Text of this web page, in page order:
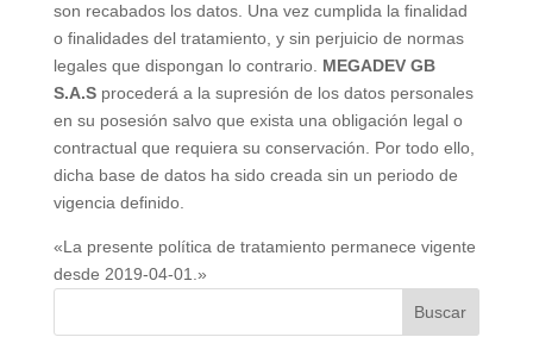
son recabados los datos. Una vez cumplida la finalidad
o finalidades del tratamiento, y sin perjuicio de normas
legales que dispongan lo contrario. MEGADEV GB
S.A.Sprocederá a la supresión de los datos personales
en su posesión salvo que exista una obligación legal o
contractual que requiera su conservación. Por todo ello,
dicha base de datos ha sido creada sin un periodo de
vigencia definido.
«La presente política de tratamiento permanece vigente
desde 2019-04-01.»